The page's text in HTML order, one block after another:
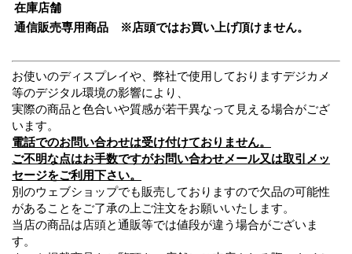
在庫店舗
通信販売専用商品 ※店頭ではお買い上げ頂けません。
お使いのディスプレイや、弊社で使用しておりますデジカメ
等のデジタル環境の影響により、
実際の商品と色合いや質感が若干異なって見える場合がござ
います。
電話でのお問い合わせは受け付けておりません。
ご不明な点はお手数ですがお問い合わせメール又は取引メッ
セージをご利用下さい。
別のウェブショップでも販売しておりますので欠品の可能性
があることをご了承の上ご注文をお願いいたします。
当店の商品は店頭と通販等では値段が違う場合がございま
す。